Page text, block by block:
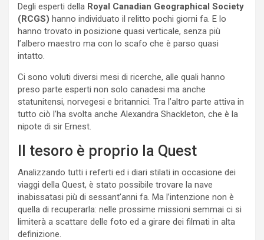
Degli esperti della Royal Canadian Geographical Society
(RCGS) hanno individuato il relitto pochi giorni fa. E lo
hanno trovato in posizione quasi verticale, senza più
l’albero maestro ma con lo scafo che è parso quasi
intatto.
Ci sono voluti diversi mesi di ricerche, alle quali hanno
preso parte esperti non solo canadesi ma anche
statunitensi, norvegesi e britannici. Tra l’altro parte attiva in
tutto ciò l’ha svolta anche Alexandra Shackleton, che è la
nipote di sir Ernest.
Il tesoro è proprio la Quest
Analizzando tutti i referti ed i diari stilati in occasione dei
viaggi della Quest, è stato possibile trovare la nave
inabissatasi più di sessant’anni fa. Ma l’intenzione non è
quella di recuperarla: nelle prossime missioni semmai ci si
limiterà a scattare delle foto ed a girare dei filmati in alta
definizione.